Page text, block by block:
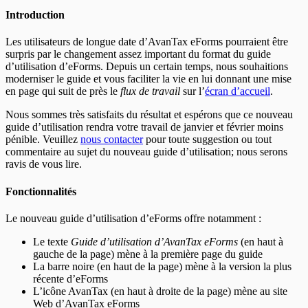
En-têtes T5018
En-têtes CELI
Introduction
Les utilisateurs de longue date d’AvanTax eForms pourraient être
surpris par le changement assez important du format du guide
d’utilisation d’eForms. Depuis un certain temps, nous souhaitions
moderniser le guide et vous faciliter la vie en lui donnant une mise
en page qui suit de près le flux de travail sur l’écran d’accueil.
Nous sommes très satisfaits du résultat et espérons que ce nouveau
guide d’utilisation rendra votre travail de janvier et février moins
pénible. Veuillez nous contacterpour toute suggestion ou tout
commentaire au sujet du nouveau guide d’utilisation; nous serons
ravis de vous lire.
Fonctionnalités
Le nouveau guide d’utilisation d’eForms offre notamment :
Le texte Guide d’utilisation d’AvanTax eForms (en haut à
gauche de la page) mène à la première page du guide
La barre noire (en haut de la page) mène à la version la plus
récente d’eForms
L’icône AvanTax (en haut à droite de la page) mène au site
Web d’AvanTax eForms